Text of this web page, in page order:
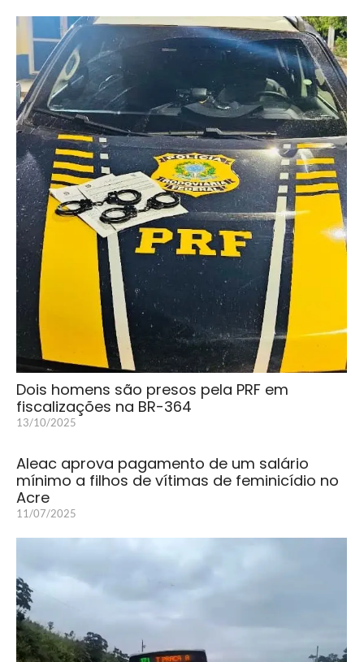
Dois homens são presos pela PRF em
fiscalizações na BR-364
13/10/2025
Aleac aprova pagamento de um salário
mínimo a filhos de vítimas de feminicídio no
Acre
11/07/2025